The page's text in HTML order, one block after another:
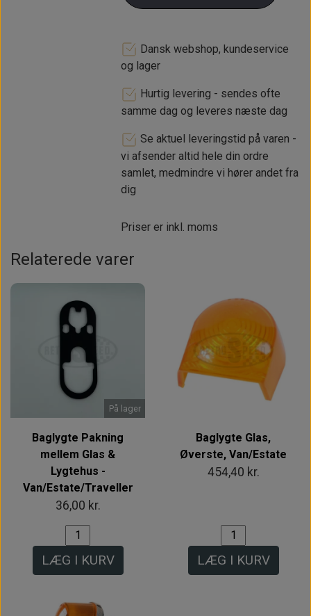
Dansk webshop, kundeservice
og lager
Hurtig levering - sendes ofte
samme dag og leveres næste dag
Se aktuel leveringstid på varen -
vi afsender altid hele din ordre
samlet, medmindre vi hører andet fra
dig
Priser er inkl. moms
Relaterede varer
På lager
Baglygte Pakning
mellem Glas &
Lygtehus -
Van/Estate/Traveller
36,00 kr.
LÆG I KURV
Baglygte Glas,
Øverste, Van/Estate
454,40 kr.
LÆG I KURV